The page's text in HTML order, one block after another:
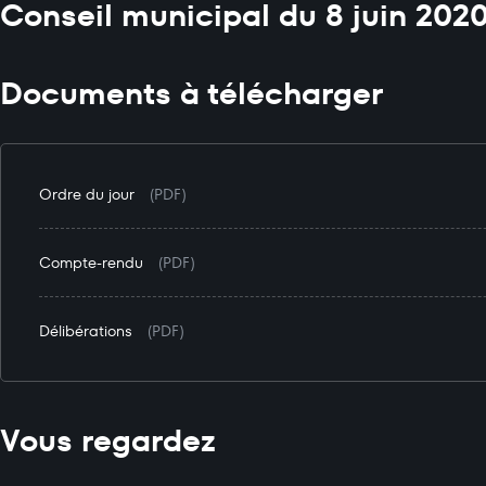
Conseil municipal du 8 juin
Documents à télécharger
Ordre du jour (PDF)
Compte-rendu (PDF)
Délibérations (PDF)
Vous regardez